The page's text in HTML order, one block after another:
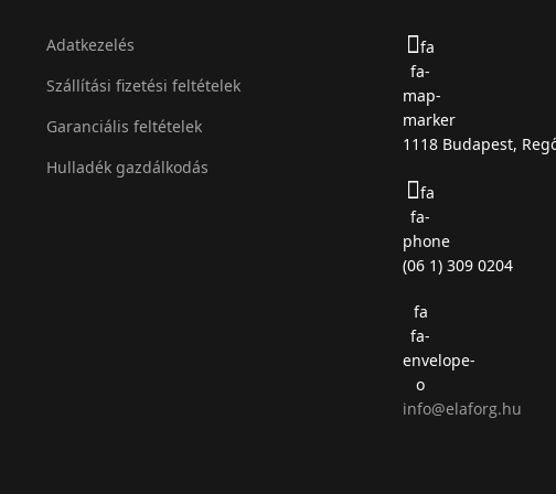
Adatkezelés
Szállítási fizetési feltételek
Garanciális feltételek
Hulladék gazdálkodás
fa
fa-
map-
marker
1118 Budapest,
fa
fa-
phone
(06 1) 309 0204
fa
fa-
envelope-
o
info@elaforg.hu